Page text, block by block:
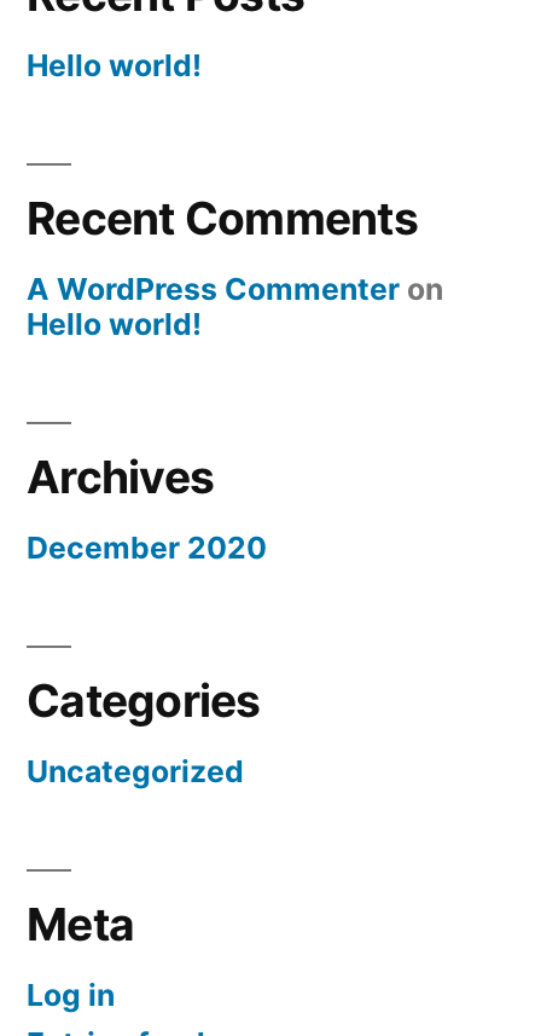
Hello world!
Recent Comments
A WordPress Commenter on
Hello world!
Archives
December 2020
Categories
Uncategorized
Meta
Log in